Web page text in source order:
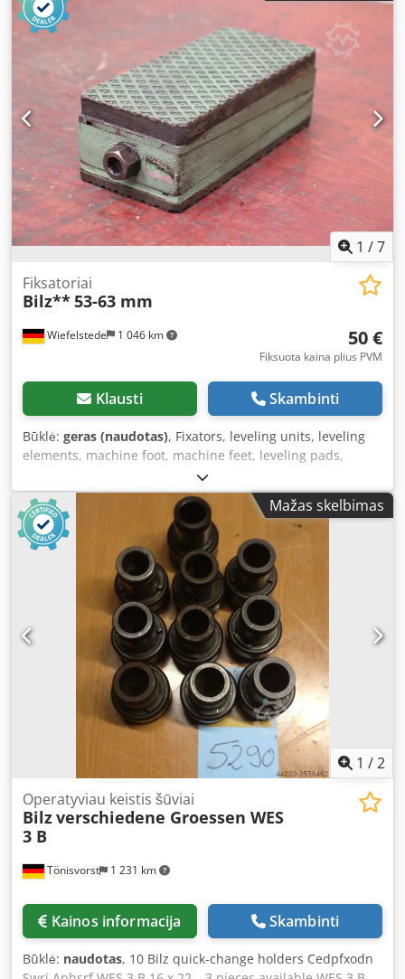
1 /7
Wiefelstede 1 046 km
Fiksatoriai
Bilz**53-63 mm
50 €
Fiksuota kaina plius PVM
Klausti Skambinti
Būklė: geras (naudotas), Fixators, leveling units, leveling
elements, machine foot, machine feet, leveling pads,
machine foundation, leveling shoe, wedge shoe, machine
support, leveling foot -Manufacturer: Bilz, Fixators for
machine tools and equipment -Min. height: 65 mm -Max.
height: 75 mm -Quantity: 4 fixators available Crsdpfx
Apswziq Ishjf -Price: per piece -Dimensions: 215/100/H70
mm -Weight: 6.6 kg/piece
Mažas skelbimas
1 /2
Tönisvorst 1 231 km
Operatyviau keistis šūviai
Bilzverschiedene Groessen WES
3 B
Kainos informacija Skambinti
Būklė: naudotas, 10 Bilz quick-change holders Cedpfxodn